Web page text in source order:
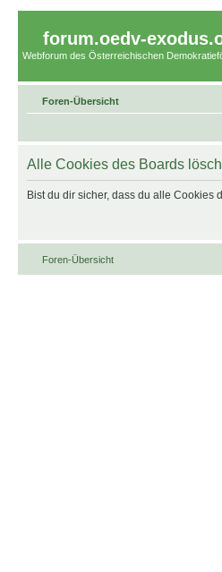
forum.oedv-
Webforum des Österreichischen
Foren-Übersicht
Alle Cookies des Boards
Bist du dir sicher, dass du alle Cookies
Foren-Übersicht